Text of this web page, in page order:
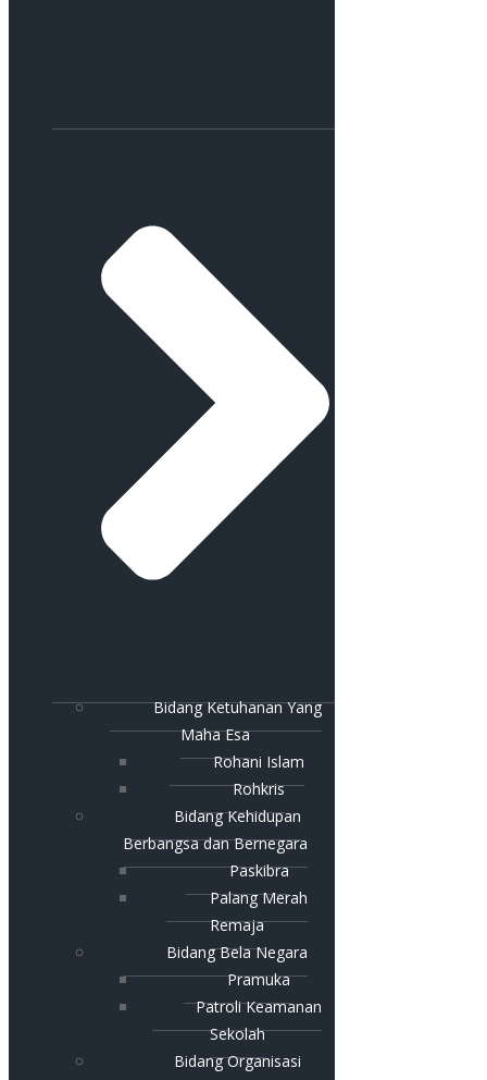
Bidang Ketuhanan Yang
Maha Esa
Rohani Islam
Rohkris
Bidang Kehidupan
Berbangsa dan Bernegara
Paskibra
Palang Merah
Remaja
Bidang Bela Negara
Pramuka
Patroli Keamanan
Sekolah
Bidang Organisasi